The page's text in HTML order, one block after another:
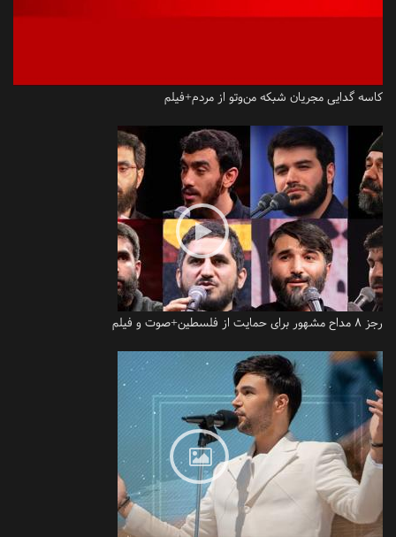
کاسه گدایی مجریان شبکه من‌وتو از مردم+فیلم
رجز 8 مداح مشهور برای حمایت از فلسطین+صوت و فیلم